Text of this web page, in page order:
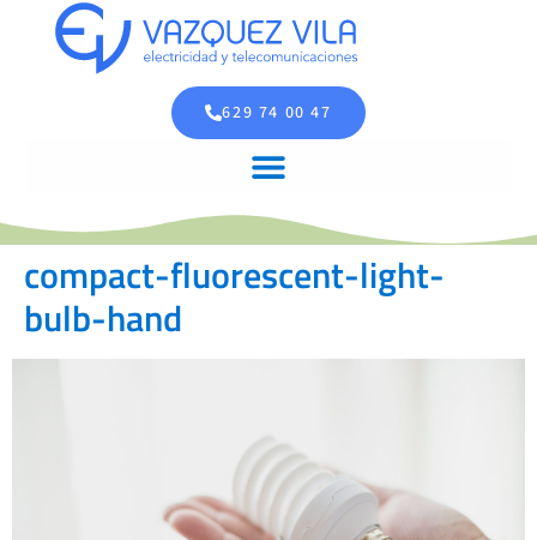
629 74 00 47
compact-fluorescent-light-
bulb-hand